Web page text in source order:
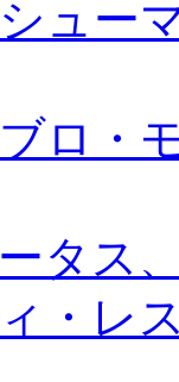
ュー
ロ・
タス
・レ